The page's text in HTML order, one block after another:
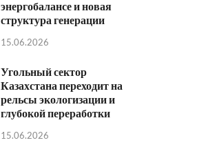
энергобалансе и новая
структура генерации
15.06.2026
Угольный сектор
Казахстана переходит на
рельсы экологизации и
глубокой переработки
15.06.2026